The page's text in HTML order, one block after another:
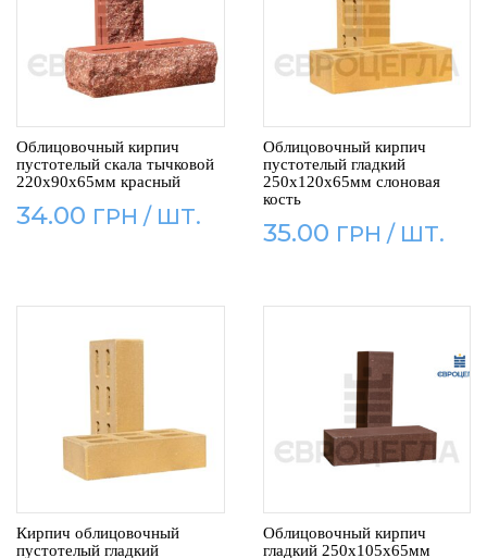
Облицовочный кирпич
пустотелый скала тычковой
220x90x65мм красный
34.00
Облицовочный кирпич
пустотелый гладкий
250x120x65мм слоновая
кость
35.00
Кирпич облицовочный
пустотелый гладкий
Облицовочный кирпич
гладкий 250x105x65мм